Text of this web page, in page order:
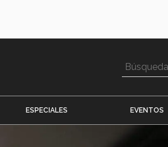
ESPECIALES EVENTOS